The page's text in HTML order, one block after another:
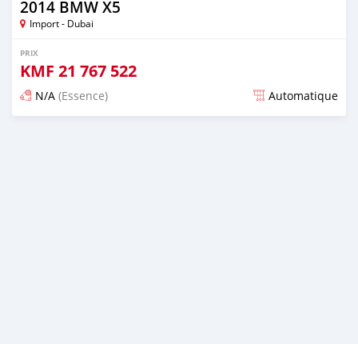
2014 BMW X5
Import - Dubai
PRIX
KMF 21 767 522
N/A (Essence) Automatique